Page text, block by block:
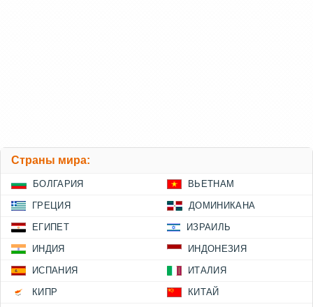
Страны мира:
БОЛГАРИЯ ВЬЕТНАМ
ГРЕЦИЯ ДОМИНИКАНА
ЕГИПЕТ ИЗРАИЛЬ
ИНДИЯ ИНДОНЕЗИЯ
ИСПАНИЯ ИТАЛИЯ
КИПР КИТАЙ